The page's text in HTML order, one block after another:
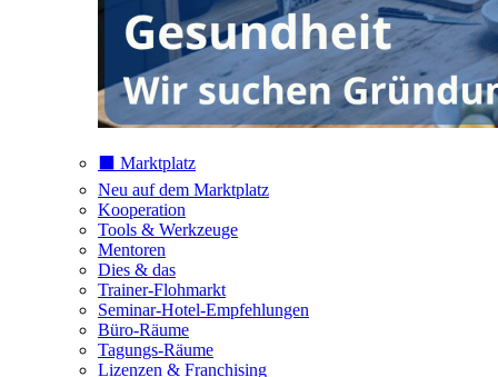
⬛️ Marktplatz
Neu auf dem Marktplatz
Kooperation
Tools & Werkzeuge
Mentoren
Dies & das
Trainer-Flohmarkt
Seminar-Hotel-Empfehlungen
Büro-Räume
Tagungs-Räume
Lizenzen & Franchising